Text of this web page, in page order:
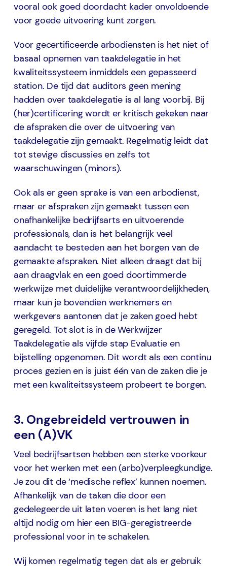
vooral ook goed doordacht kader onvoldoende
voor goede uitvoering kunt zorgen.
Voor gecertificeerde arbodiensten is het niet of
basaal opnemen van taakdelegatie in het
kwaliteitssysteem inmiddels een gepasseerd
station. De tijd dat auditors geen mening
hadden over taakdelegatie is al lang voorbij. Bij
(her)certificering wordt er kritisch gekeken naar
de afspraken die over de uitvoering van
taakdelegatie zijn gemaakt. Regelmatig leidt dat
tot stevige discussies en zelfs tot
waarschuwingen (minors).
Ook als er geen sprake is van een arbodienst,
maar er afspraken zijn gemaakt tussen een
onafhankelijke bedrijfsarts en uitvoerende
professionals, dan is het belangrijk veel
aandacht te besteden aan het borgen van de
gemaakte afspraken. Niet alleen draagt dat bij
aan draagvlak en een goed doortimmerde
werkwijze met duidelijke verantwoordelijkheden,
maar kun je bovendien werknemers en
werkgevers aantonen dat je zaken goed hebt
geregeld. Tot slot is in de Werkwijzer
Taakdelegatie als vijfde stap Evaluatie en
bijstelling opgenomen. Dit wordt als een continu
proces gezien en is juist één van de zaken die je
met een kwaliteitssysteem probeert te borgen.
3. Ongebreideld vertrouwen in
een (A)VK
Veel bedrijfsartsen hebben een sterke voorkeur
voor het werken met een (arbo)verpleegkundige.
Je zou dit de ‘medische reflex’ kunnen noemen.
Afhankelijk van de taken die door een
gedelegeerde uit laten voeren is het lang niet
altijd nodig om hier een BIG-geregistreerde
professional voor in te schakelen.
Wij komen regelmatig tegen dat als er gebruik